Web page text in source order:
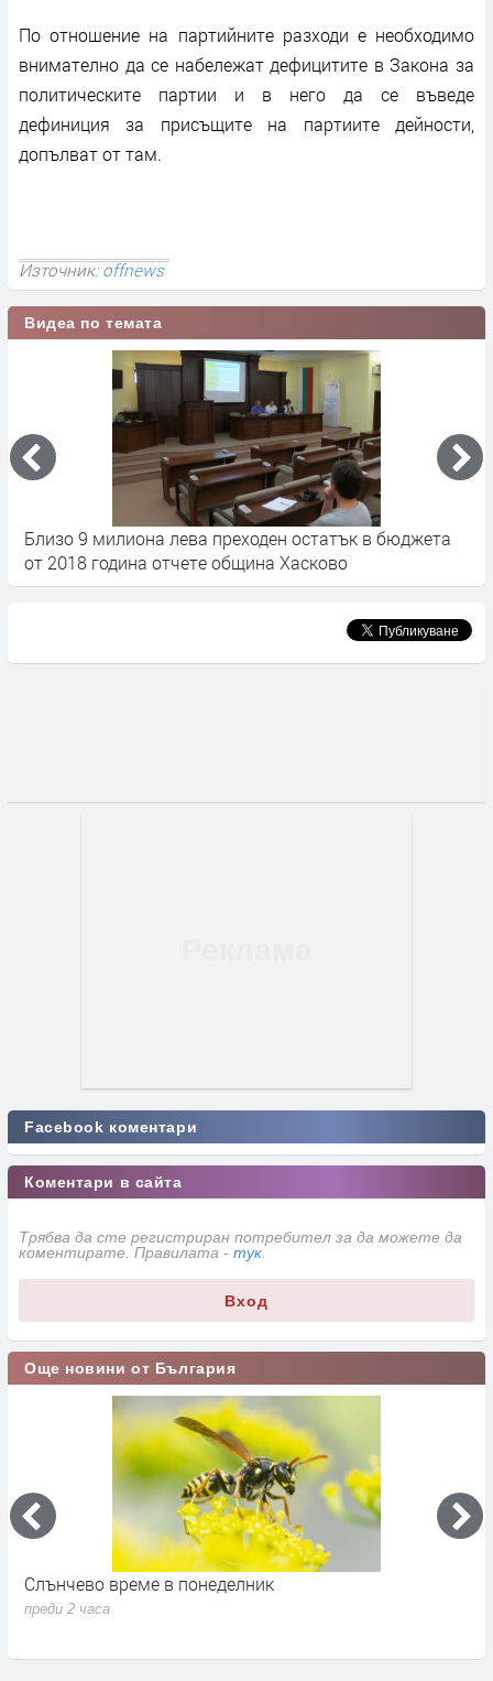
По отношение на партийните разходи е необходимо
внимателно да се набележат дефицитите в Закона за
политическите партии и в него да се въведе
дефиниция за присъщите на партиите дейности,
допълват от там.
Източник:offnews
Видеа по темата
Близо 9 милиона лева преходен остатък в бюджета
от 2018 година отчете община Хасково
Facebook коментари
Коментари в сайта
Трябва да сте регистриран потребител за да можете да
коментирате. Правилата - тук
Вход
Още новини от България
Слънчево време в понеделник
преди 2 часа